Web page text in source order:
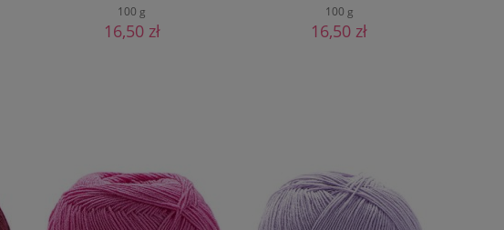
100 g
16,50 zł
100 g
16,50 zł